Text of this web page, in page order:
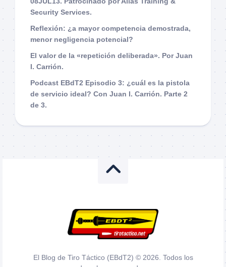
Security Services.
Reflexión: ¿a mayor competencia demostrada,
menor negligencia potencial?
El valor de la «repetición deliberada». Por Juan
I. Carrión.
Podcast EBdT2 Episodio 3: ¿cuál es la pistola
de servicio ideal? Con Juan I. Carrión. Parte 2
de 3.
El Blog de Tiro Táctico (EBdT2) © 2026. Todos los